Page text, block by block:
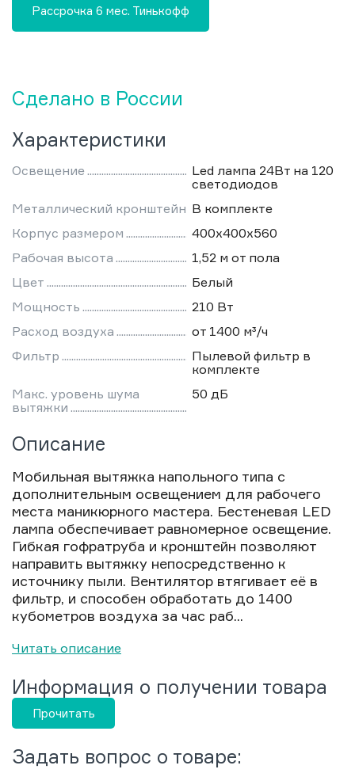
Сделано в России
Характеристики
Освещение
Led лампа 24Вт на 120
светодиодов
Металлический кронштейн В комплекте
Корпус размером
400х400х560
Рабочая высота
1,52 м от пола
Цвет
Белый
Мощность
210 Вт
Расход воздуха
от 1400 м³/ч
Фильтр
Пылевой фильтр в
комплекте
Макс. уровень шума
вытяжки
50 дБ
Описание
Мобильная вытяжка напольного типа с
дополнительным освещением для рабочего
места маникюрного мастера. Бестеневая LED
лампа обеспечивает равномерное освещение.
Гибкая гофратруба и кронштейн позволяют
направить вытяжку непосредственно к
источнику пыли. Вентилятор втягивает её в
фильтр, и способен обработать до 1400
кубометров воздуха за час раб...
Читать описание
Информация о получении товара
Прочитать
Задать вопрос о товаре:
Рассрочка 6 мес. Тинькофф